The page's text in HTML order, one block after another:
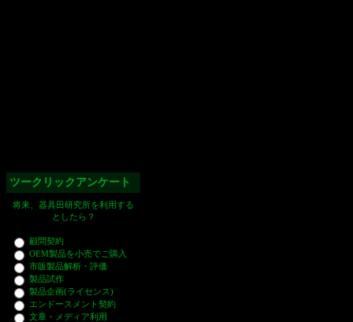
ツークリックアンケート
将来、器具田研究所を利用する
としたら？
顧問契約
OEM製品を小売でご購入
市販製品解析・評価
製品試作
製品企画(ライセンス)
エンドースメント契約
文章・メディア利用